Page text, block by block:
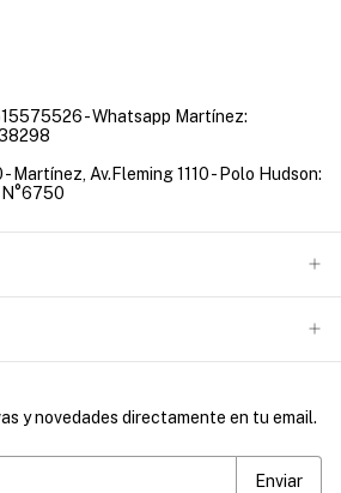
- Whatsapp Martínez:
Martínez, Av.Fleming 1110 - Polo Hudson:
y novedades directamente en tu email.